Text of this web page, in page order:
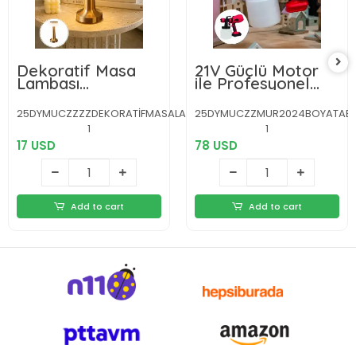
Dekoratif Masa
Lambası
Dokunmatik Renk
Değiştirebilen
Gece Lambası Yeni
25DYMUCZZZZDEKORATİFMASALAMBASIIIIIII1-
1
17 USD
Add to cart
21V Güçlü Motor
ile Profesyonel
Boyama
Performansı
1
78 USD
Add to cart